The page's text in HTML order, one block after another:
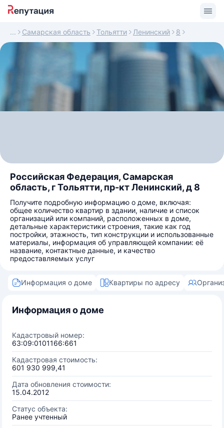
Самарская область Тольятти Ленинский 8
Российская Федерация, Самарская
область, г Тольятти, пр-кт Ленинский, д 8
Получите подробную информацию о доме, включая:
общее количество квартир в здании, наличие и список
организаций или компаний, расположенных в доме,
детальные характеристики строения, такие как год
постройки, этажность, тип конструкции и использованные
материалы, информация об управляющей компании: её
название, контактные данные, и качество
предоставляемых услуг
Информация о доме Квартиры по адресу
Информация о доме
Кадастровый номер:
63:09:0101166:661
Кадастровая стоимость:
601 930 999,41
Дата обновления стоимости:
15.04.2012
Статус объекта:
Ранее учтенный